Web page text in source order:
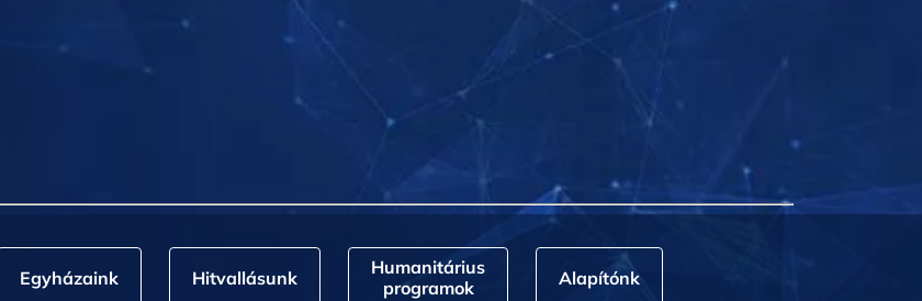
Egyházaink Hitvallásunk
Humanitárius
programok
Alapítónk